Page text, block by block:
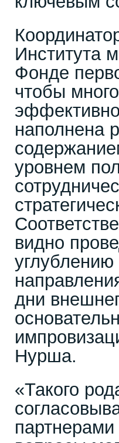
Института
Фонде
чтобы
наполнена
уровнем
видно
дни
Нурша.
«Такого